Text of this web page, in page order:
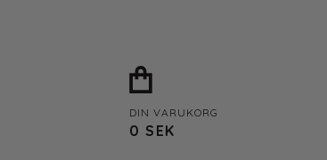
DIN VARUKORG
0 SEK